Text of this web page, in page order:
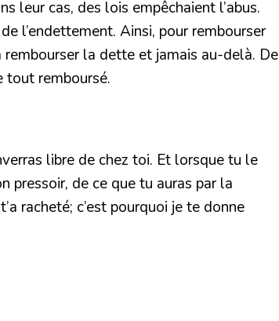
leur cas, des lois empêchaient l’abus.
l’endettement. Ainsi, pour rembourser
la dette et jamais au-delà. De
tout remboursé.
libre de chez toi. Et lorsque tu le
pressoir, de ce que tu auras par la
racheté; c’est pourquoi je te donne